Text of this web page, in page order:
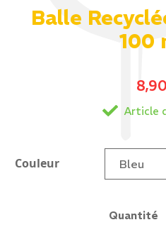
Balle
100
8,90
Article
Couleur
Quantité